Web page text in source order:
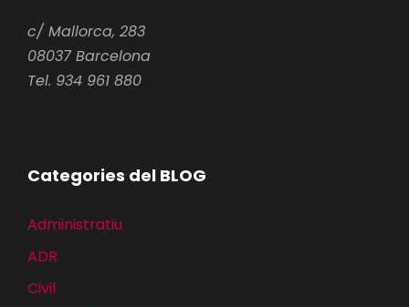
c/ Mallorca, 283
08037 Barcelona
Tel. 934 961 880
Categories del BLOG
Administratiu
ADR
Civil